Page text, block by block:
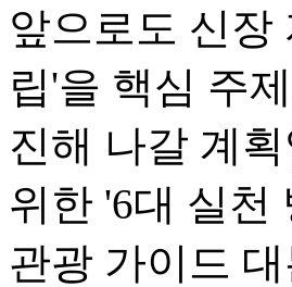
앞으로도 신장
립'을 핵심 주
진해 나갈 계
위한 '6대 실천
관광 가이드